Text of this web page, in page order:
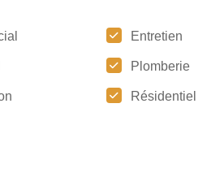
Entretien
Plomberie
Résidentiel